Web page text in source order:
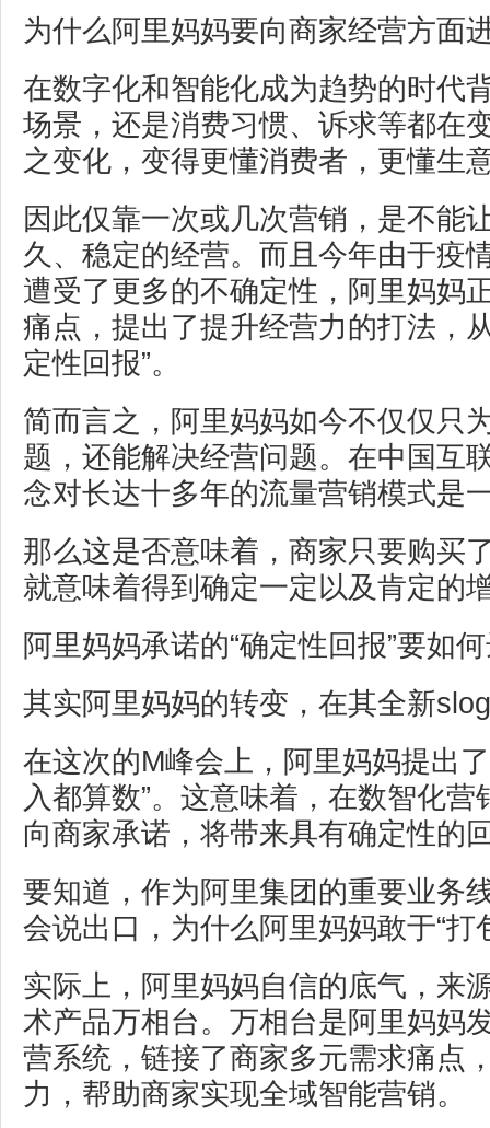
为什么阿里妈妈要向商家经营方面
在数字化和智能化成为趋势的时代
场景，还是消费习惯、诉求等都在
之变化，变得更懂消费者，更懂生
因此仅靠一次或几次营销，是不能
久、稳定的经营。而且今年由于疫
遭受了更多的不确定性，阿里妈妈
痛点，提出了提升经营力的打法，
定性回报”。
简而言之，阿里妈妈如今不仅仅只
题，还能解决经营问题。在中国互
念对长达十多年的流量营销模式是
那么这是否意味着，商家只要购买
就意味着得到确定一定以及肯定的
阿里妈妈承诺的“确定性回报”要如
其实阿里妈妈的转变，在其全新
在这次的M峰会上，阿里妈妈提出
入都算数”。这意味着，在数智化
向商家承诺，将带来具有确定性的
要知道，作为阿里集团的重要业务
会说出口，为什么阿里妈妈敢于“打
实际上，阿里妈妈自信的底气，来
术产品万相台。万相台是阿里妈妈
营系统，链接了商家多元需求痛点
力，帮助商家实现全域智能营销。